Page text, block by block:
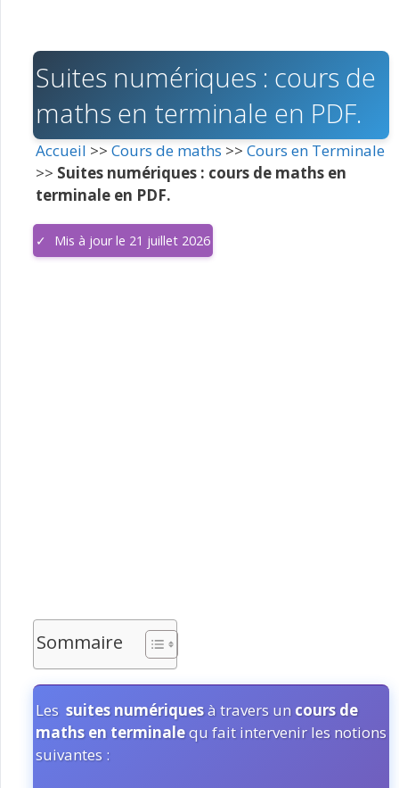
Suites numériques : cours de
maths en terminale en PDF.
Accueil >> Cours de maths >> Cours en Terminale
>> Suites numériques : cours de maths en
terminale en PDF.
Mis à jour le 21 juillet 2026
Sommaire
Les suites numériquesà travers un cours de
maths en terminalequ fait intervenir les notions
suivantes :